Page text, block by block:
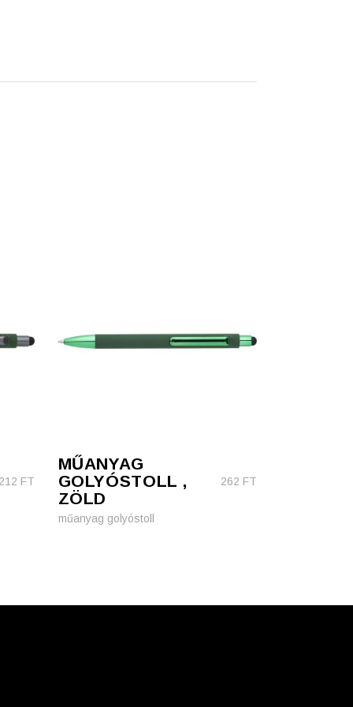
212 FT
MŰANYAG
GOLYÓSTOLL ,
ZÖLD
262 FT
műanyag golyóstoll